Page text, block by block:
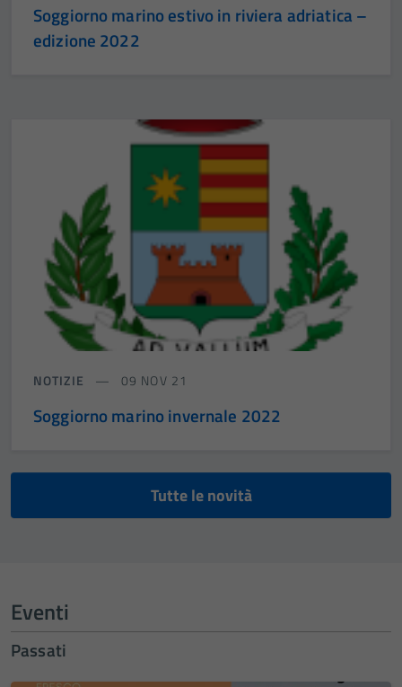
Soggiorno marino estivo in riviera adriatica –
edizione 2022
NOTIZIE 09 NOV 21
Soggiorno marino invernale 2022
Tutte le novità
Eventi
Passati